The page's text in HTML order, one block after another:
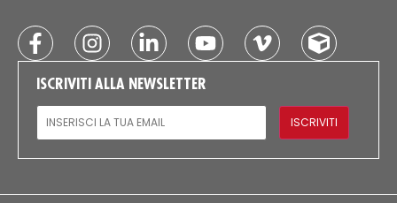
ISCRIVITI ALLA NEWSLETTER
EMAIL
ISCRIVITI